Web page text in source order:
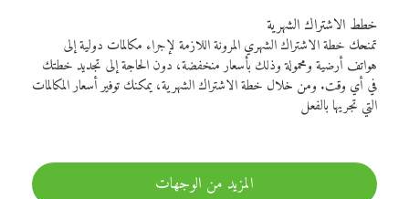
خطط الاشتراك الشهرية
تمنحك خطة الاشتراك الشهري المرونة اللازمة لإجراء مكالمات دولية إلى
هواتف أرضية ومحمولة وذلك بأسعار منخفضة، دون الحاجة إلى تجديد خطتك
في أي وقت. ومن خلال خطة الاشتراك الشهرية، يمكنك توفير أسعار المكالمات
التي تجريها بالفعل
المزيد من الوجهات